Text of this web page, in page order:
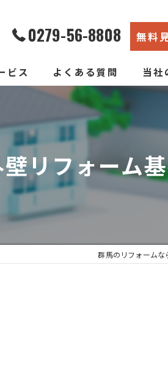
0279-56-8808 無料
ビス
そっくりリフォーム
よくある質問 当社
水回
断熱
リフォーム
群馬のリフォームな